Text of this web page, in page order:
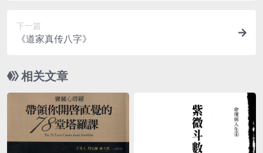
下一篇
《道家真传八字》
相关文章